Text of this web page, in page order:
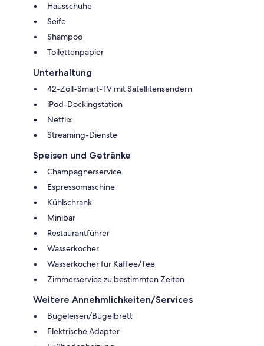
Hausschuhe
Seife
Shampoo
Toilettenpapier
Unterhaltung
42-Zoll-Smart-TV mit Satellitensendern
iPod-Dockingstation
Netflix
Streaming-Dienste
Speisen und Getränke
Champagnerservice
Espressomaschine
Kühlschrank
Minibar
Restaurantführer
Wasserkocher
Wasserkocher für Kaffee/Tee
Zimmerservice zu bestimmten Zeiten
Weitere Annehmlichkeiten/Services
Bügeleisen/Bügelbrett
Elektrische Adapter